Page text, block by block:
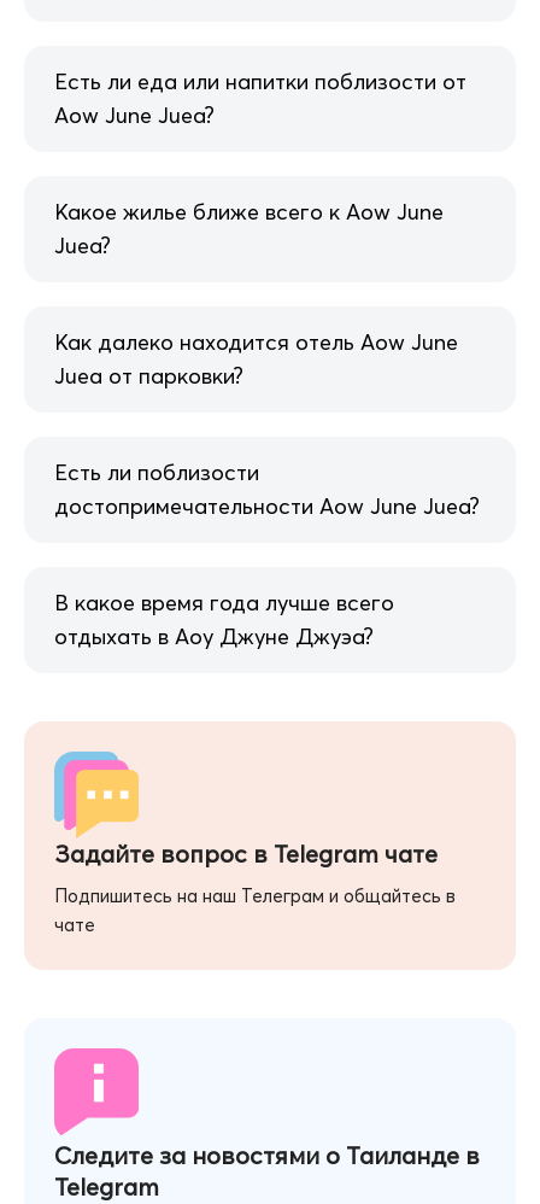
Есть ли еда или напитки поблизости от
Aow June Juea?
Какое жилье ближе всего к Aow June
Juea?
Как далеко находится отель Aow June
Juea от парковки?
Есть ли поблизости
достопримечательности Aow June Juea?
В какое время года лучше всего
отдыхать в Аоу Джуне Джуэа?
Задайте вопрос в Telegram чате
Подпишитесь на наш Телеграм и общайтесь в
чате
Следите за новостями о Таиланде в
Telegram